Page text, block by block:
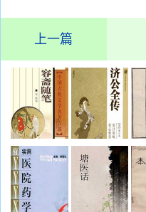
上一篇